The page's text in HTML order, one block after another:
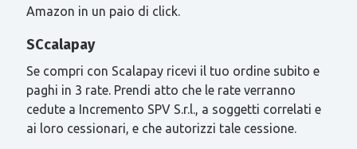
Amazon in un paio di click.
SCcalapay
Se compri con Scalapay ricevi il tuo ordine subito e
paghi in 3 rate. Prendi atto che le rate verranno
cedute a Incremento SPV S.r.l., a soggetti correlati e
ai loro cessionari, e che autorizzi tale cessione.